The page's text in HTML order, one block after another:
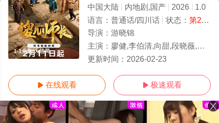
1-1全集/大结局
中国大陆 内地剧,国产 2026
1.0
语言： 普通话/四川话 状态： 第21集已完结
导演： 游晓锦
主演： 廖健,李伯清,向甜,段晓薇,黄志忠,欧阳奋强,黄品沅,刘亚津
更新时间： 2026-02-23
 在线观看  极速观看